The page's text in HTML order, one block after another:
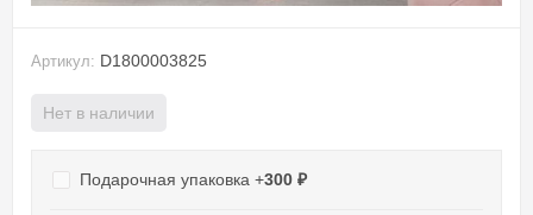
Артикул: D1800003825
Нет в наличии
Подарочная упаковка +300 ₽